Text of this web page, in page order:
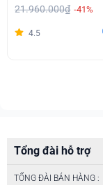
21.960.000₫ -41%
4.5
Tổng đài hỗ trợ
TỔNG ĐÀI BÁN HÀNG :